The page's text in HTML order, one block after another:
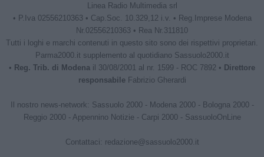
Linea Radio Multimedia srl
• P.Iva 02556210363 • Cap.Soc. 10.329,12 i.v. • Reg.Imprese Modena
Nr.02556210363 • Rea Nr.311810
Tutti i loghi e marchi contenuti in questo sito sono dei rispettivi proprietari.
Parma2000.it supplemento al quotidiano Sassuolo2000.it
• Reg. Trib. di Modena il 30/08/2001 al nr. 1599 - ROC 7892 • Direttore
responsabileFabrizio Gherardi
Il nostro news-network: Sassuolo 2000- Modena 2000- Bologna 2000-
Reggio 2000- Appennino Notizie - Carpi 2000- SassuoloOnLine
Contattaci: redazione@sassuolo2000.it